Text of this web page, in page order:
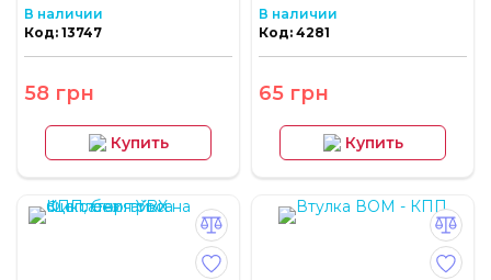
В наличии
Код: 13747
58 грн
Купить
В наличии
Код: 4281
65 грн
Купить